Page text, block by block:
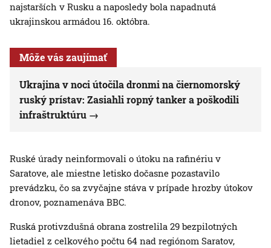
najstarších v Rusku a naposledy bola napadnutá
ukrajinskou armádou 16. októbra.
Môže vás zaujímať
Ukrajina v noci útočila dronmi na čiernomorský
ruský prístav: Zasiahli ropný tanker a poškodili
infraštruktúru
Ruské úrady neinformovali o útoku na rafinériu v
Saratove, ale miestne letisko dočasne pozastavilo
prevádzku, čo sa zvyčajne stáva v prípade hrozby útokov
dronov, poznamenáva BBC.
Ruská protivzdušná obrana zostrelila 29 bezpilotných
lietadiel z celkového počtu 64 nad regiónom Saratov,